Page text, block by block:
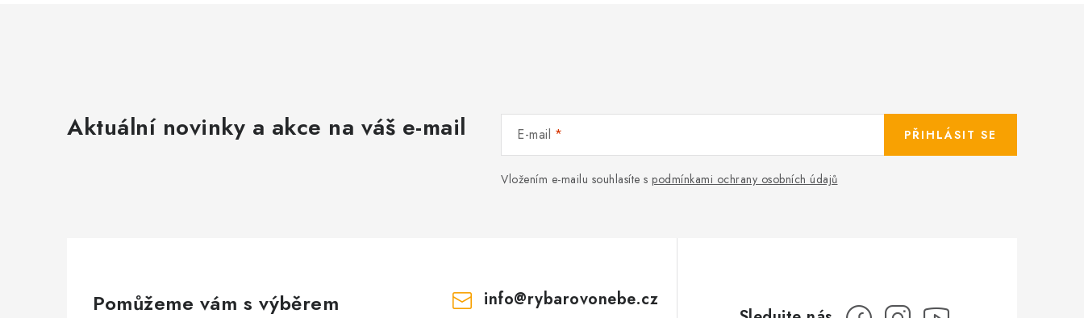
Aktuální novinky a akce na váš e-mail E-mail
Vložením e-mailu souhlasíte s podmínkami ochrany osobních údajů
PŘIHLÁSIT SE
Pomůžeme vám s výběrem info@rybarovonebe.cz